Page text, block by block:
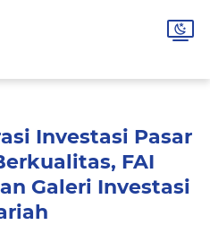
Investasi Pasar
FAI
Galeri Investasi